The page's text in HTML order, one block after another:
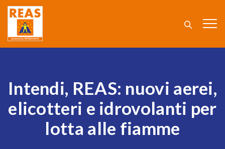
Intendi, REAS: nuovi aerei,
elicotteri e idrovolanti per
lotta alle fiamme